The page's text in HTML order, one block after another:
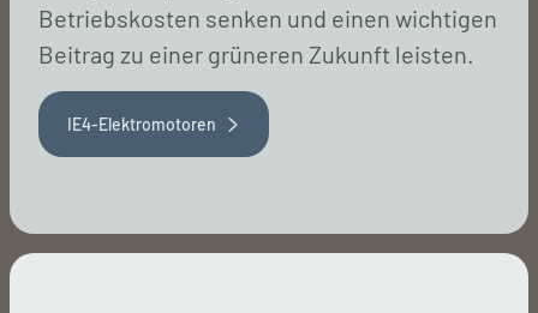
Betriebskosten senken und einen wichtigen
Beitrag zu einer grüneren Zukunft leisten.
IE4-Elektromotoren